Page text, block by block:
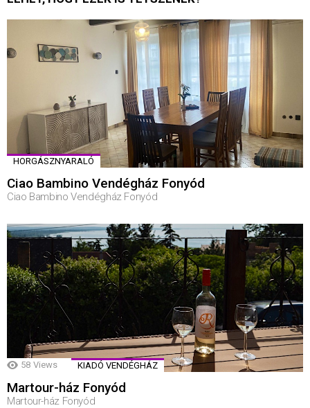
HORGÁSZNYARALÓ
Ciao Bambino Vendégház Fonyód
Ciao Bambino Vendégház Fonyód
58 Views KIADÓ VENDÉGHÁZ
Martour-ház Fonyód
Martour-ház Fonyód